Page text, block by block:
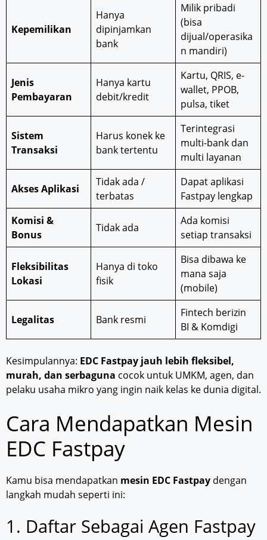
Kepemilikan
Hanya
dipinjamkan
bank
Milik pribadi
(bisa
dijual/operasika
n mandiri)
Jenis
Pembayaran
Hanya kartu
debit/kredit
Kartu, QRIS, e-
wallet, PPOB,
pulsa, tiket
Sistem
Transaksi
Harus konek ke
bank tertentu
Terintegrasi
multi-bank dan
multi layanan
Akses Aplikasi
Tidak ada /
terbatas
Dapat aplikasi
Fastpay lengkap
Komisi &
Bonus
Tidak ada
Ada komisi
setiap transaksi
Fleksibilitas
Lokasi
Hanya di toko
fisik
Bisa dibawa ke
mana saja
(mobile)
Legalitas Bank resmi
Fintech berizin
BI & Komdigi
Kesimpulannya: EDC Fastpay jauh lebih fleksibel,
murah, dan serbaguna cocok untuk UMKM, agen, dan
pelaku usaha mikro yang ingin naik kelas ke dunia digital.
Cara Mendapatkan Mesin
EDC Fastpay
Kamu bisa mendapatkan mesin EDC Fastpay dengan
langkah mudah seperti ini:
1. Daftar Sebagai Agen Fastpay